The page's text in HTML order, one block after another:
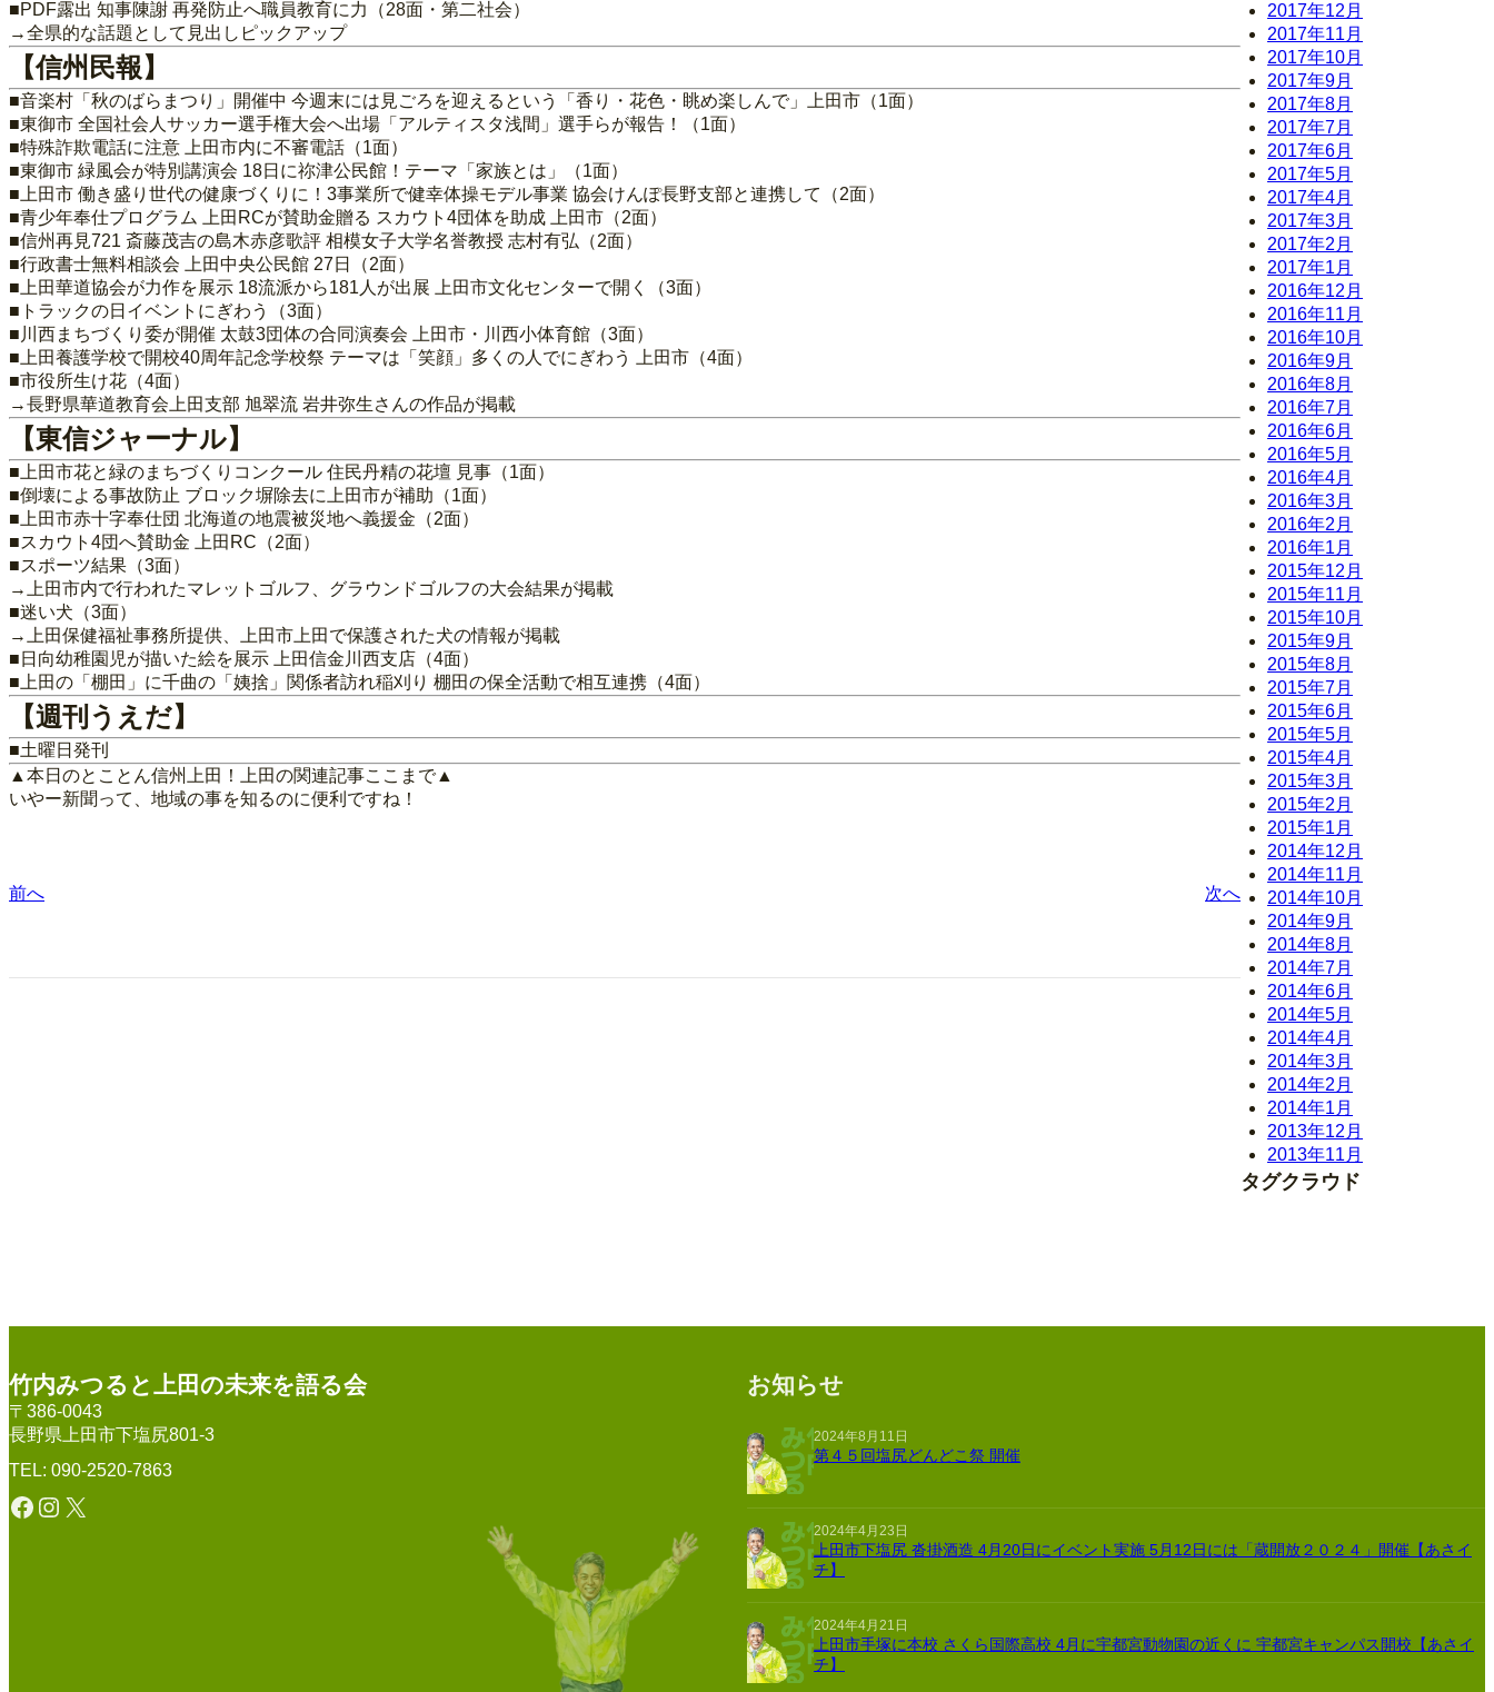
■PDF露出 知事陳謝 再発防止へ職員教育に力（28面・第二社会）
→全県的な話題として見出しピックアップ
【信州民報】
■音楽村「秋のばらまつり」開催中 今週末には見ごろを迎えるという「香り・花色・眺め楽しんで」上田市（1面）
■東御市 全国社会人サッカー選手権大会へ出場「アルティスタ浅間」選手らが報告！（1面）
■特殊詐欺電話に注意 上田市内に不審電話（1面）
■東御市 緑風会が特別講演会 18日に祢津公民館！テーマ「家族とは」（1面）
■上田市 働き盛り世代の健康づくりに！3事業所で健幸体操モデル事業 協会けんぽ長野支部と連携して（2面）
■青少年奉仕プログラム 上田RCが賛助金贈る スカウト4団体を助成 上田市（2面）
■信州再見721 斎藤茂吉の島木赤彦歌評 相模女子大学名誉教授 志村有弘（2面）
■行政書士無料相談会 上田中央公民館 27日（2面）
■上田華道協会が力作を展示 18流派から181人が出展 上田市文化センターで開く（3面）
■トラックの日イベントにぎわう（3面）
■川西まちづくり委が開催 太鼓3団体の合同演奏会 上田市・川西小体育館（3面）
■上田養護学校で開校40周年記念学校祭 テーマは「笑顔」多くの人でにぎわう 上田市（4面）
■市役所生け花（4面）
→長野県華道教育会上田支部 旭翠流 岩井弥生さんの作品が掲載
【東信ジャーナル】
■上田市花と緑のまちづくりコンクール 住民丹精の花壇 見事（1面）
■倒壊による事故防止 ブロック塀除去に上田市が補助（1面）
■上田市赤十字奉仕団 北海道の地震被災地へ義援金（2面）
■スカウト4団へ賛助金 上田RC（2面）
■スポーツ結果（3面）
→上田市内で行われたマレットゴルフ、グラウンドゴルフの大会結果が掲載
■迷い犬（3面）
→上田保健福祉事務所提供、上田市上田で保護された犬の情報が掲載
■日向幼稚園児が描いた絵を展示 上田信金川西支店（4面）
■上田の「棚田」に千曲の「姨捨」関係者訪れ稲刈り 棚田の保全活動で相互連携（4面）
【週刊うえだ】
■土曜日発刊
▲本日のとことん信州上田！上田の関連記事ここまで▲
いやー新聞って、地域の事を知るのに便利ですね！
前へ 次へ
2017年12月
2017年11月
2017年10月
2017年9月
2017年8月
2017年7月
2017年6月
2017年5月
2017年4月
2017年3月
2017年2月
2017年1月
2016年12月
2016年11月
2016年10月
2016年9月
2016年8月
2016年7月
2016年6月
2016年5月
2016年4月
2016年3月
2016年2月
2016年1月
2015年12月
2015年11月
2015年10月
2015年9月
2015年8月
2015年7月
2015年6月
2015年5月
2015年4月
2015年3月
2015年2月
2015年1月
2014年12月
2014年11月
2014年10月
2014年9月
2014年8月
2014年7月
2014年6月
2014年5月
2014年4月
2014年3月
2014年2月
2014年1月
2013年12月
2013年11月
タグクラウド
竹内みつると上田の未来を語る会
〒386-0043
長野県上田市下塩尻801-3
TEL: 090-2520-7863
Facebook Instagram X
お知らせ
2024年8月11日
第４５回塩尻どんどこ祭 開催
2024年4月23日
上田市下塩尻 沓掛酒造 4月20日にイベント実施 5月12日には「蔵開放２０２４」開催【あさイ
チ】
2024年4月21日
上田市手塚に本校 さくら国際高校 4月に宇都宮動物園の近くに 宇都宮キャンパス開校【あさイ
チ】